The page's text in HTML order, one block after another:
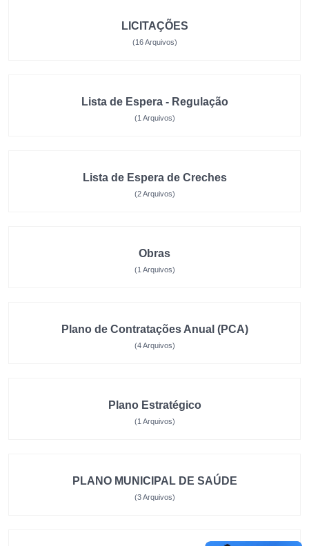
LICITAÇÕES
(16 Arquivos)
Lista de Espera - Regulação
(1 Arquivos)
Lista de Espera de Creches
(2 Arquivos)
Obras
(1 Arquivos)
Plano de Contratações Anual (PCA)
(4 Arquivos)
Plano Estratégico
(1 Arquivos)
PLANO MUNICIPAL DE SAÚDE
(3 Arquivos)